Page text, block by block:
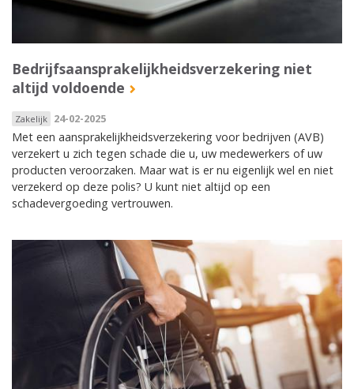
Bedrijfsaansprakelijkheidsverzekering niet
altijd voldoende
Zakelijk 24-02-2025
Met een aansprakelijkheidsverzekering voor bedrijven (AVB)
verzekert u zich tegen schade die u, uw medewerkers of uw
producten veroorzaken. Maar wat is er nu eigenlijk wel en niet
verzekerd op deze polis? U kunt niet altijd op een
schadevergoeding vertrouwen.